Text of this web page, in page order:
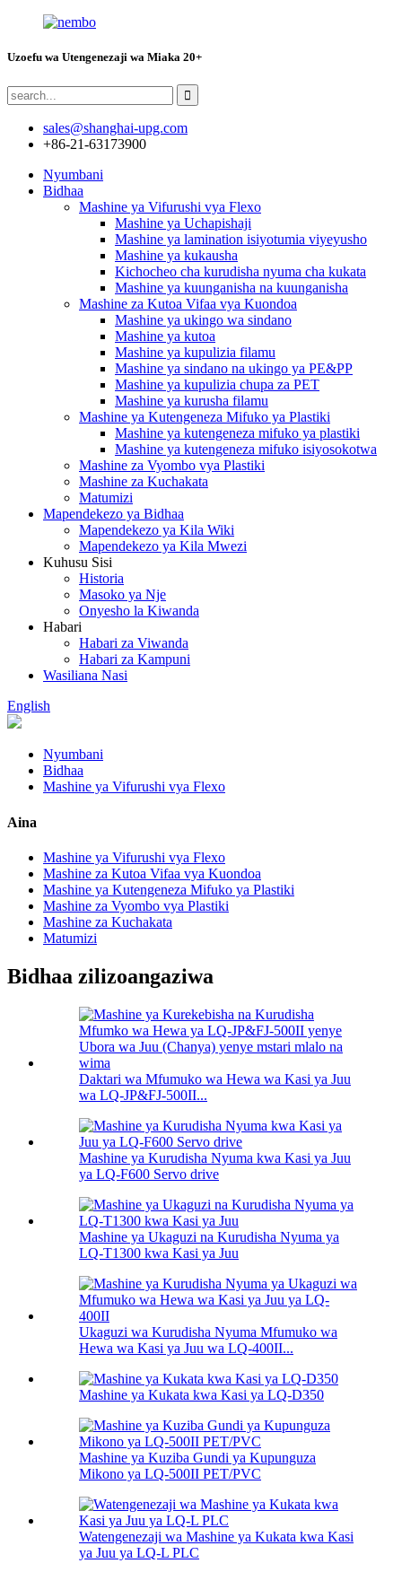
Uzoefu wa Utengenezaji wa Miaka 20+
sales@shanghai-upg.com
+86-21-63173900
Nyumbani
Bidhaa
Mashine ya Vifurushi vya Flexo
Mashine ya Uchapishaji
Mashine ya lamination isiyotumia viyeyusho
Mashine ya kukausha
Kichocheo cha kurudisha nyuma cha kukata
Mashine ya kuunganisha na kuunganisha
Mashine za Kutoa Vifaa vya Kuondoa
Mashine ya ukingo wa sindano
Mashine ya kutoa
Mashine ya kupulizia filamu
Mashine ya sindano na ukingo ya PE&PP
Mashine ya kupulizia chupa za PET
Mashine ya kurusha filamu
Mashine ya Kutengeneza Mifuko ya Plastiki
Mashine ya kutengeneza mifuko ya plastiki
Mashine ya kutengeneza mifuko isiyosokotwa
Mashine za Vyombo vya Plastiki
Mashine za Kuchakata
Matumizi
Mapendekezo ya Bidhaa
Mapendekezo ya Kila Wiki
Mapendekezo ya Kila Mwezi
Kuhusu Sisi
Historia
Masoko ya Nje
Onyesho la Kiwanda
Habari
Habari za Viwanda
Habari za Kampuni
Wasiliana Nasi
English
Nyumbani
Bidhaa
Mashine ya Vifurushi vya Flexo
Aina
Mashine ya Vifurushi vya Flexo
Mashine za Kutoa Vifaa vya Kuondoa
Mashine ya Kutengeneza Mifuko ya Plastiki
Mashine za Vyombo vya Plastiki
Mashine za Kuchakata
Matumizi
Bidhaa zilizoangaziwa
Daktari wa Mfumuko wa Hewa wa Kasi ya Juu
wa LQ-JP&FJ-500II...
Mashine ya Kurudisha Nyuma kwa Kasi ya Juu
ya LQ-F600 Servo drive
Mashine ya Ukaguzi na Kurudisha Nyuma ya
LQ-T1300 kwa Kasi ya Juu
Ukaguzi wa Kurudisha Nyuma Mfumuko wa
Hewa wa Kasi ya Juu wa LQ-400II...
Mashine ya Kukata kwa Kasi ya LQ-D350
Mashine ya Kuziba Gundi ya Kupunguza
Mikono ya LQ-500II PET/PVC
Watengenezaji wa Mashine ya Kukata kwa Kasi
ya Juu ya LQ-L PLC